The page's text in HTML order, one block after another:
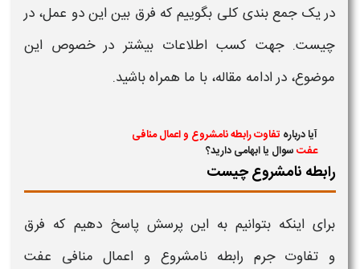
در یک جمع بندی کلی بگوییم که فرق بین این دو عمل، در
چیست. جهت کسب اطلاعات بیشتر در خصوص این
موضوع، در ادامه مقاله، با ما همراه باشید.
آیا درباره تفاوت رابطه نامشروع و اعمال منافی
عفتسوال یا ابهامی دارید؟
رابطه نامشروع چیست
برای اینکه بتوانیم به این پرسش پاسخ دهیم که فرق
و تفاوت جرم رابطه نامشروع و اعمال منافی عفت